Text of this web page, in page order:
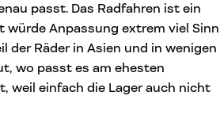
passt. Das Radfahren ist ein
Anpassung extrem viel Sinn
der Räder in Asien und in wenigen
wo passt es am ehesten
weil einfach die Lager auch nicht